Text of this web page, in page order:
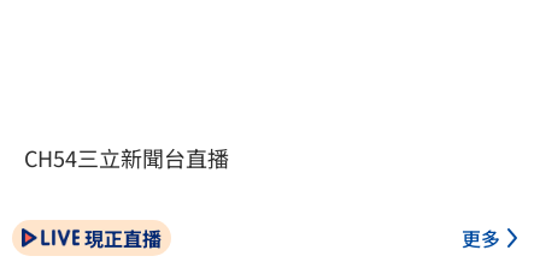
CH54三立新聞台直播
現正直播 更多